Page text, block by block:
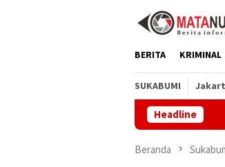
BERITA KRIMINAL
SUKABUMI
Headline
Beranda